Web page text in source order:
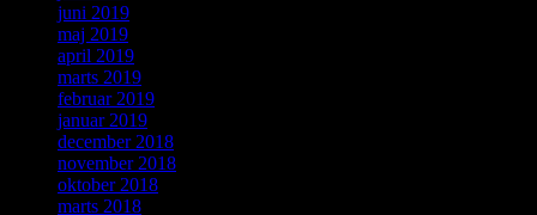
juni 2019
maj 2019
april 2019
marts 2019
februar 2019
januar 2019
december 2018
november 2018
oktober 2018
marts 2018